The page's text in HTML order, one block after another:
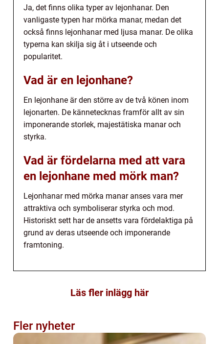
Ja, det finns olika typer av lejonhanar. Den
vanligaste typen har mörka manar, medan det
också finns lejonhanar med ljusa manar. De olika
typerna kan skilja sig åt i utseende och
popularitet.
Vad är en lejonhane?
En lejonhane är den större av de två könen inom
lejonarten. De kännetecknas framför allt av sin
imponerande storlek, majestätiska manar och
styrka.
Vad är fördelarna med att vara
en lejonhane med mörk man?
Lejonhanar med mörka manar anses vara mer
attraktiva och symboliserar styrka och mod.
Historiskt sett har de ansetts vara fördelaktiga på
grund av deras utseende och imponerande
framtoning.
Läs fler inlägg här
Fler nyheter